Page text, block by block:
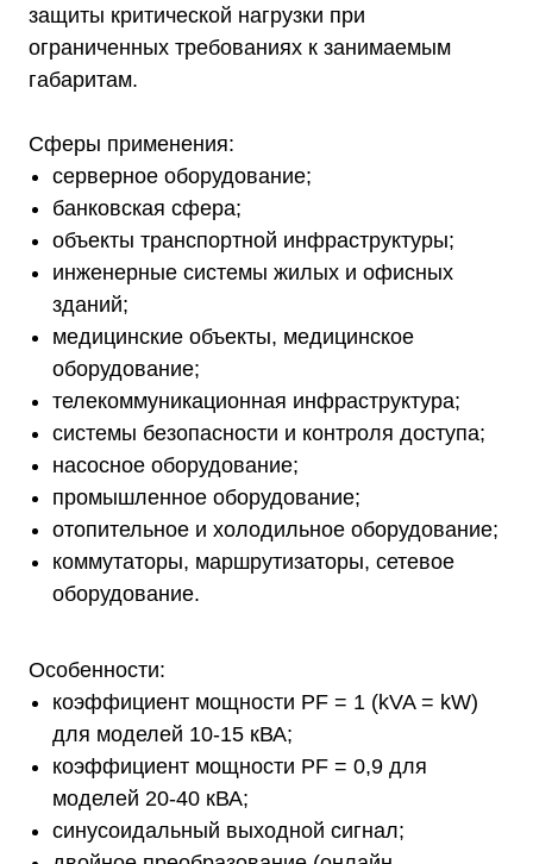
защиты критической нагрузки при
ограниченных требованиях к занимаемым
габаритам.
Сферы применения:
серверное оборудование;
банковская сфера;
объекты транспортной инфраструктуры;
инженерные системы жилых и офисных
зданий;
медицинские объекты, медицинское
оборудование;
телекоммуникационная инфраструктура;
системы безопасности и контроля доступа;
насосное оборудование;
промышленное оборудование;
отопительное и холодильное оборудование;
коммутаторы, маршрутизаторы, сетевое
оборудование.
Особенности:
коэффициент мощности PF = 1 (kVA = kW)
для моделей 10-15 кВА;
коэффициент мощности PF = 0,9 для
моделей 20-40 кВА;
синусоидальный выходной сигнал;